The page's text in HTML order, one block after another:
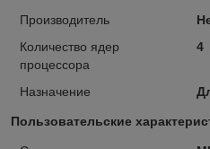
Производитель
Количество ядер
процессора
4
Назначение
Пользовательские